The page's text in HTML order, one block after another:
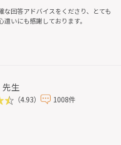
な回答アドバイスをくださり、とても
いにも感謝しております。
先生
（4.93） 1008件